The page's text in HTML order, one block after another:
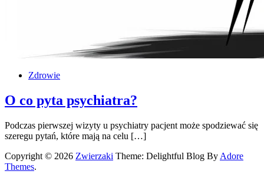
Zdrowie
O co pyta psychiatra?
Podczas pierwszej wizyty u psychiatry pacjent może spodziewać się
szeregu pytań, które mają na celu […]
Copyright © 2026 Zwierzaki Theme: Delightful Blog By Adore
Themes.